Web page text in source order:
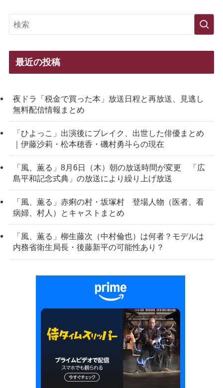
最近の投稿
夜ドラ「税金で買った本」放送日程と再放送、見逃し
無料配信情報まとめ
「ひよっこ」出演後にブレイク、出世した俳優まとめ
｜伊藤沙莉・松本穂香・磯村勇斗らの現在
「風、薫る」8月6日（木）朝の放送時間が変更 「広
島平和記念式典」の放送により繰り上げ放送
「風、薫る」赤痢の村・坂塚村 登場人物（医者、看
病婦、村人）とキャストまとめ
「風、薫る」柳生藤次（中村倫也）は何者？モデルは
内務省衛生局長・後藤新平の可能性あり？